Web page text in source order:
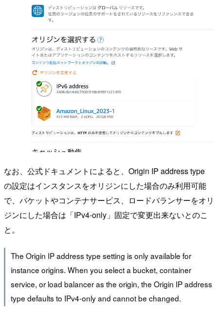
なお、公式ドキュメントによると、Origin IP address type
の設定はインスタンスをオリジンにした場合のみ利用可能
で、バケットやコンテナサービス、ロードバランサーをオリ
ジンにした場合は「IPv4-only」固定で変更出来ないとのこ
と。
The Origin IP address type setting is only available for
instance origins. When you select a bucket, container
service, or load balancer as the origin, the Origin IP address
type defaults to IPv4-only and cannot be changed.